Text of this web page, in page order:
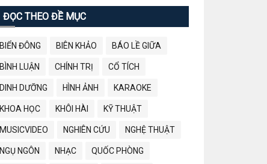
ĐỌC THEO ĐỀ MỤC
BIỂN ĐÔNG BIÊN KHẢO BÁO LỀ GIỮA
BÌNH LUẬN CHÍNH TRỊ CỔ TÍCH
DINH DƯỠNG HÌNH ẢNH KARAOKE
KHOA HỌC KHÔI HÀI KỸ THUẬT
MUSICVIDEO NGHIÊN CỨU NGHỆ THUẬT
NGỤ NGÔN NHẠC QUỐC PHÒNG